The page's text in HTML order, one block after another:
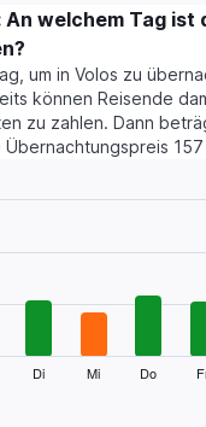
An welchem Tag ist
um in Volos zu
können Reisende
zu zahlen. Dann
Di Mi Do